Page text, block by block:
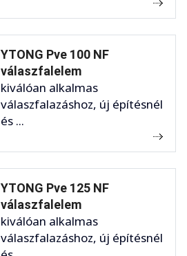
YTONG Pve 100 NF
válaszfalelem
kiválóan alkalmas
válaszfalazáshoz, új építésnél
és ...
YTONG Pve 125 NF
válaszfalelem
kiválóan alkalmas
válaszfalazáshoz, új építésnél